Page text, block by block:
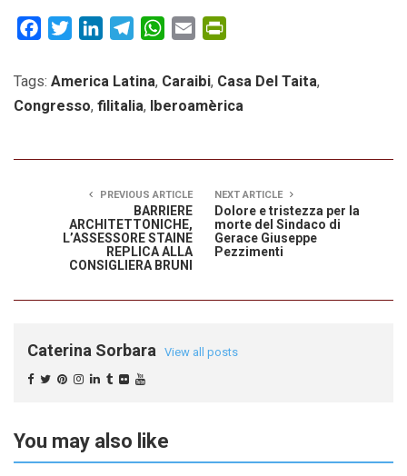
FacebookTwitterLinkedInTelegramWhatsApp
Email
Tags: America Latina, Caraibi, Casa Del Taita,
Congresso, filitalia, Iberoamèrica
PREVIOUS ARTICLE
BARRIERE
ARCHITETTONICHE,
L’ASSESSORE STAINE
REPLICA ALLA
CONSIGLIERA BRUNI
NEXT ARTICLE
Dolore e tristezza per la
morte del Sindaco di
Gerace Giuseppe
Pezzimenti
Caterina Sorbara View all posts
You may also like